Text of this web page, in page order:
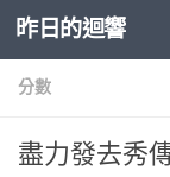
Skip to content
昨日的迴響
分數
盡力發去秀